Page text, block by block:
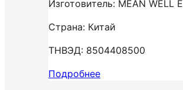
Изготовитель: MEAN WELL
Страна: Китай
ТНВЭД: 8504408500
Подробнее